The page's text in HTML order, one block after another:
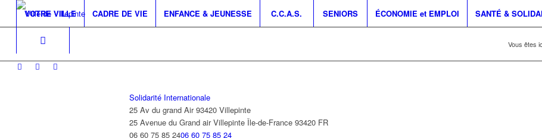
VOTRE VILLE CADRE DE VIE ENFANCE & JEUNESSE C.C.A.S. SENIORS ÉCONOMIE et EMPLOI SANTÉ &
Vous êtes
Solidarité Internationale
25 Av du grand Air 93420 Villepinte
25 Avenue du Grand air Villepinte Île-de-France 93420 FR
06 60 75 85 2406 60 75 85 24